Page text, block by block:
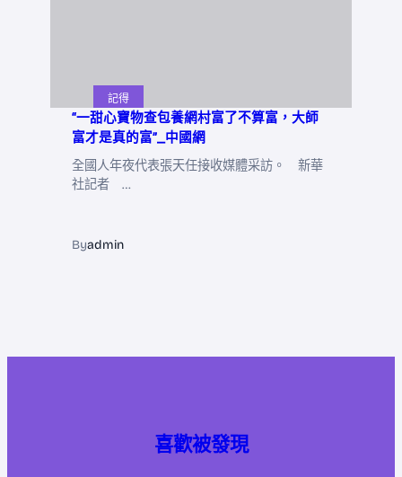
記得
“一甜心寶物查包養網村富了不算富，大師
富才是真的富”_中國網
全國人年夜代表張天任接收媒體采訪。 新華
社記者 …
Byadmin
喜歡被發現